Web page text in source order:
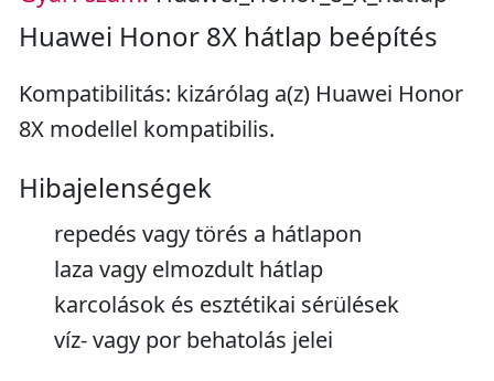
Huawei Honor 8X hátlap beépítés
Kompatibilitás: kizárólag a(z) Huawei Honor
8X modellel kompatibilis.
Hibajelenségek
repedés vagy törés a hátlapon
laza vagy elmozdult hátlap
karcolások és esztétikai sérülések
víz- vagy por behatolás jelei